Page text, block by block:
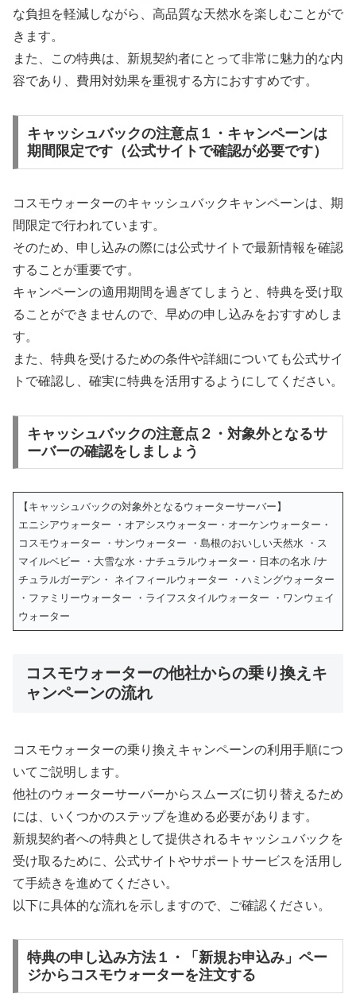
な負担を軽減しながら、高品質な天然水を楽しむことがで
きます。
また、この特典は、新規契約者にとって非常に魅力的な内
容であり、費用対効果を重視する方におすすめです。
キャッシュバックの注意点１・キャンペーンは
期間限定です（公式サイトで確認が必要です）
コスモウォーターのキャッシュバックキャンペーンは、期
間限定で行われています。
そのため、申し込みの際には公式サイトで最新情報を確認
することが重要です。
キャンペーンの適用期間を過ぎてしまうと、特典を受け取
ることができませんので、早めの申し込みをおすすめしま
す。
また、特典を受けるための条件や詳細についても公式サイ
トで確認し、確実に特典を活用するようにしてください。
キャッシュバックの注意点２・対象外となるサ
ーバーの確認をしましょう
【キャッシュバックの対象外となるウォーターサーバー】
エニシアウォーター ・オアシスウォーター・オーケンウォーター・
コスモウォーター ・サンウォーター ・島根のおいしい天然水 ・ス
マイルベビー ・大雪な水・ナチュラルウォーター・日本の名水 /ナ
チュラルガーデン・ ネイフィールウォーター ・ハミングウォーター
・ファミリーウォーター ・ライフスタイルウォーター ・ワンウェイ
ウォーター
コスモウォーターの他社からの乗り換えキ
ャンペーンの流れ
コスモウォーターの乗り換えキャンペーンの利用手順につ
いてご説明します。
他社のウォーターサーバーからスムーズに切り替えるため
には、いくつかのステップを進める必要があります。
新規契約者への特典として提供されるキャッシュバックを
受け取るために、公式サイトやサポートサービスを活用し
て手続きを進めてください。
以下に具体的な流れを示しますので、ご確認ください。
特典の申し込み方法１・「新規お申込み」ペー
ジからコスモウォーターを注文する